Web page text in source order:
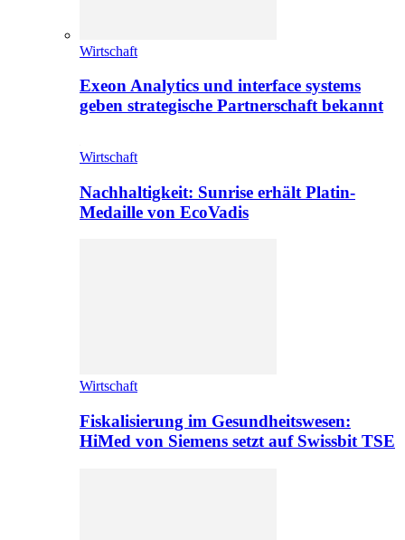
Wirtschaft
Exeon Analytics und interface systems
geben strategische Partnerschaft bekannt
Wirtschaft
Nachhaltigkeit: Sunrise erhält Platin-
Medaille von EcoVadis
Wirtschaft
Fiskalisierung im Gesundheitswesen:
HiMed von Siemens setzt auf Swissbit TSE